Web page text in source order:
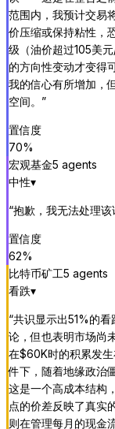
范围内，我预计交易
价压缩或保持粘性，
级（油价超过105美
的方向性变动才变得
我的信心有所增加，
空间。 ”
置信度
70%
宏观基金5 agents
中性▾
“抱歉，我无法处理该
置信度
62%
比特币矿工5 agents
看跌▾
“共识显示出51%的
论，但也表明市场尚
在$60K时的积累发
件下，随着地缘政治
这是一个高成本结构
点的价差反映了真实
则在管理每月的现金